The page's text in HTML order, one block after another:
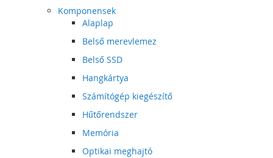
Komponensek
Alaplap
Belső merevlemez
Belső SSD
Hangkártya
Számítógép kiegészítő
Hűtőrendszer
Memória
Optikai meghajtó